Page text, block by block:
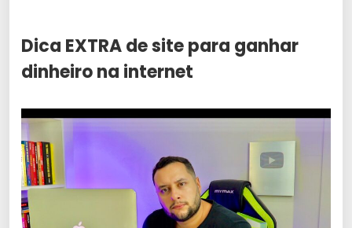
Dica EXTRA de site para ganhar
dinheiro na internet